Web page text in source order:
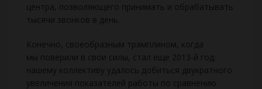
центра, позволяющего принимать и обрабатывать
тысячи звонков в день.
Конечно, своеобразным трамплином, когда
мы поверили в свои силы, стал еще 2013-й год:
нашему коллективу удалось добиться двукратного
увеличения показателей работы по сравнению